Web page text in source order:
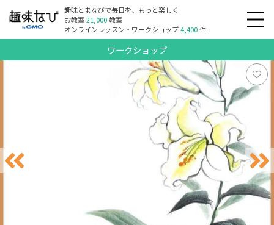
趣味とまなびで毎日を、もっと楽しく
お教室21,000教室
オンラインレッスン・ワークショップ4,400件
ワークショップ